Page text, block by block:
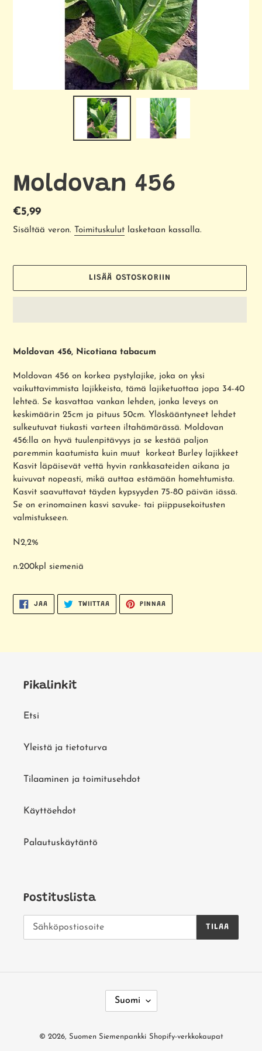
Moldovan 456
Normaalihinta
€5,99
Sisältää veron. Toimituskulut lasketaan kassalla.
LISÄÄ OSTOSKORIIN
lisääminen
Moldovan 456, Nicotiana tabacum
Moldovan 456 on korkea pystylajike, joka on yksi
vaikuttavimmista lajikkeista, tämä lajiketuottaa jopa 34-40
lehteä. Se kasvattaa vankan lehden, jonka leveys on
keskimäärin 25cm ja pituus 50cm. Ylöskääntyneet lehdet
sulkeutuvat tiukasti varteen iltahämärässä. Moldovan
456:lla on hyvä tuulenpitävyys ja se kestää paljon
paremmin kaatumista kuin muut korkeat Burley lajikkeet
Kasvit läpäisevät vettä hyvin rankkasateiden aikana ja
kuivuvat nopeasti, mikä auttaa estämään homehtumista.
Kasvit saavuttavat täyden kypsyyden 75-80 päivän iässä.
Se on erinomainen kasvi savuke- tai piippusekoitusten
valmistukseen.
N2,2%
n.200kpl siemeniä
JAA
FACEBOOKISSA
TWIITTAA TWIITTAA
TWITTERISSÄ
PINNAA
Pikalinkit
Etsi
Yleistä ja tietoturva
Tilaaminen ja toimitusehdot
Käyttöehdot
Palautuskäytäntö
Postituslista
TILAA
I
Suomi
© 2026, Suomen Siemenpankki Shopify-verkkokaupat